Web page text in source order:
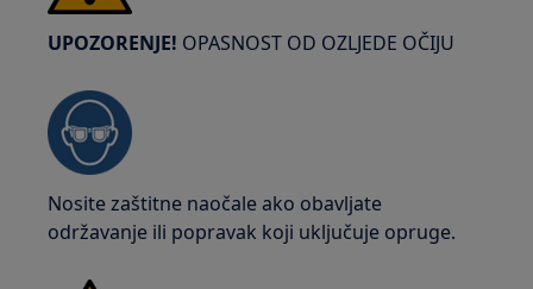
UPOZORENJE! OPASNOST OD OZLJEDE OČIJU
Nosite zaštitne naočale ako obavljate
održavanje ili popravak koji uključuje opruge.